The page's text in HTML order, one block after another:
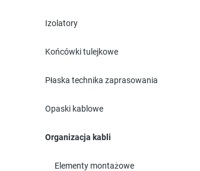
Izolatory
Końcówki tulejkowe
Płaska technika zaprasowania
Opaski kablowe
Organizacja kabli
Elementy montażowe